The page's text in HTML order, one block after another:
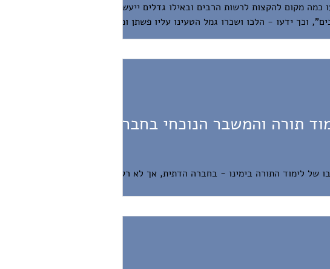
מקום להקצות לרשות הרבים ובאילו גדלים ייעשו
וכך ידעו - הלכו ושכרו גמל הטעינו עליו פשתן ומדדו
שבתפ
תורה והמשבר הנוכחי בחברה
של לימוד התורה בימינו - בחברה הדתית, אך לא רק בה -